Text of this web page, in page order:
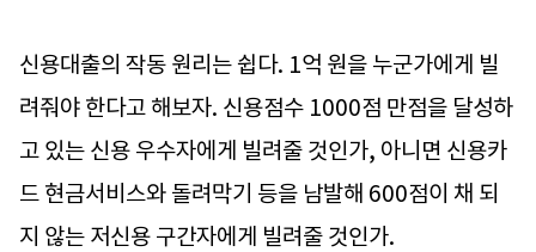
신용대출의 작동 원리는 쉽다. 1억 원을 누군가에게 빌
려줘야 한다고 해보자. 신용점수 1000점 만점을 달성하
고 있는 신용 우수자에게 빌려줄 것인가, 아니면 신용카
드 현금서비스와 돌려막기 등을 남발해 600점이 채 되
지 않는 저신용 구간자에게 빌려줄 것인가.